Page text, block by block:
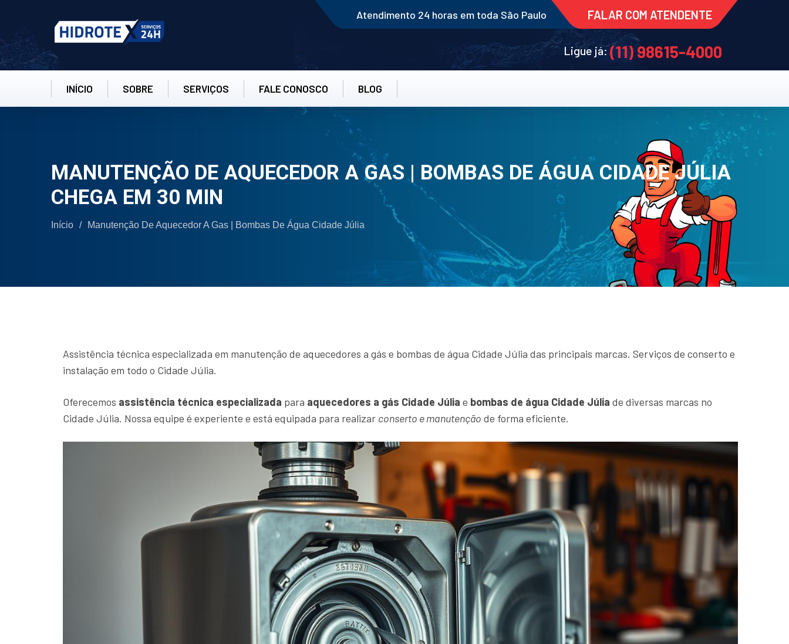
Atendimento 24 horas em toda São Paulo FALAR COM ATENDENTE
Ligue já:(11) 98615-4000
INÍCIO SOBRE SERVIÇOS FALE CONOSCO BLOG
MANUTENÇÃO DE AQUECEDOR A GAS | BOMBAS DE ÁGUA CIDADE JÚLIA
CHEGA EM 30 MIN
Início / Manutenção De Aquecedor A Gas | Bombas De Água Cidade Júlia
Assistência técnica especializada em manutenção de aquecedores a gás e bombas de água Cidade Júlia das principais marcas. Serviços de conserto e
instalação em todo o Cidade Júlia.
Oferecemos assistência técnica especializada para aquecedores a gás Cidade Júlia e bombas de água Cidade Júlia de diversas marcas no
Cidade Júlia. Nossa equipe é experiente e está equipada para realizar conserto e manutenção de forma eficiente.